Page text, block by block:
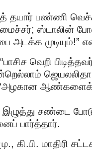
தயார் பண்ணி
ஸ்டாலின்
முடியும்!”
வெறி
“அழகான
இழுத்து சண்டை
பார்த்தார்.
கி.பி. மாதிரி